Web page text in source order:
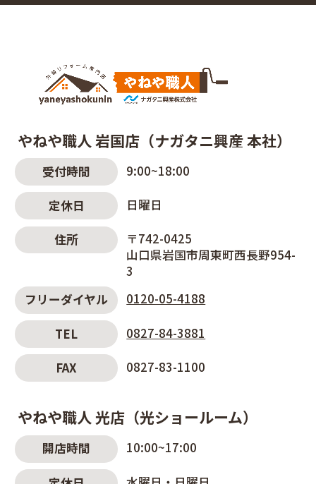
やねや職人 岩国店（ナガタニ興産 本社）
受付時間 9:00~18:00
定休日 日曜日
住所
〒742-0425
山口県岩国市周東町西長野954-
3
フリーダイヤル
0120-05-4188
TEL 0827-84-3881
FAX 0827-83-1100
やねや職人 光店（光ショールーム）
開店時間 10:00~17:00